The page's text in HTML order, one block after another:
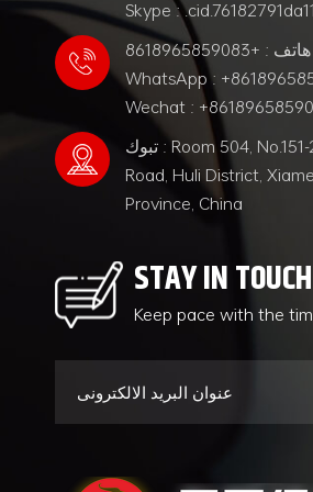
Skype :
هاتف : +8618965859083
WhatsApp :
Wechat :
تبوك : Room 504, No.151-2, Yuehua
Road, Huli District,
Province, China
STAY IN
Keep pace with the